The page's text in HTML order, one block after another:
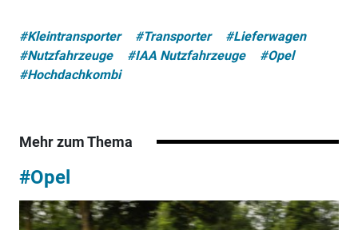
#Kleintransporter #Transporter
#Lieferwagen
#Nutzfahrzeuge
#IAA Nutzfahrzeuge
#Opel
#Hochdachkombi
Mehr zum Thema
#Opel